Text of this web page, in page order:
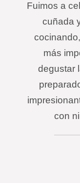
Fuimos a
cuñada
más
degustar
con